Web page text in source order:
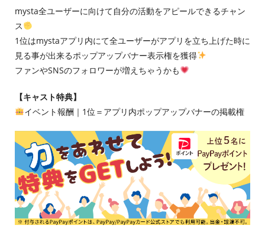
mysta全ユーザーに向けて自分の活動をアピールできるチャン
ス
1位はmystaアプリ内にて全ユーザーがアプリを立ち上げた時に
見る事が出来るポップアップバナー表示権を獲得
ファンやSNSのフォロワーが増えちゃうかも
【キャスト特典】
イベント報酬｜1位＝アプリ内ポップアップバナーの掲載権